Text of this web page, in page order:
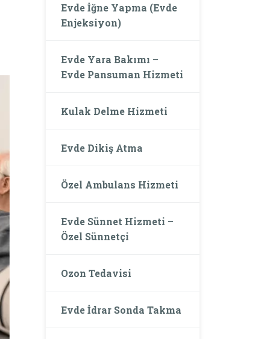
Evde İğne Yapma (Evde
Enjeksiyon)
Evde Yara Bakımı –
Evde Pansuman Hizmeti
Kulak Delme Hizmeti
Evde Dikiş Atma
Özel Ambulans Hizmeti
Evde Sünnet Hizmeti –
Özel Sünnetçi
Ozon Tedavisi
Evde İdrar Sonda Takma